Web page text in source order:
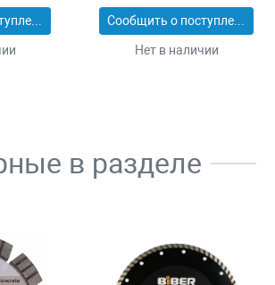
Сообщить о поступлении Сообщить о поступлении
Нет в наличии
в разделе